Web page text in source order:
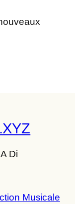
Di
Musicale